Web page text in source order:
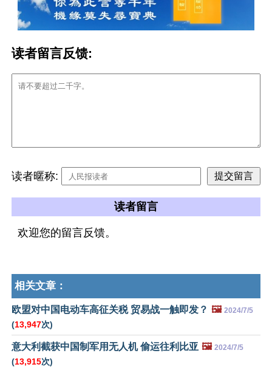
读者留言反馈:
读者暱称:
读者留言
欢迎您的留言反馈。
相关文章：
欧盟对中国电动车高征关税 贸易战一触即发？ 🖼️ 2024/7/5
(13,947次)
意大利截获中国制军用无人机 偷运往利比亚 🖼️ 2024/7/5
(13,915次)